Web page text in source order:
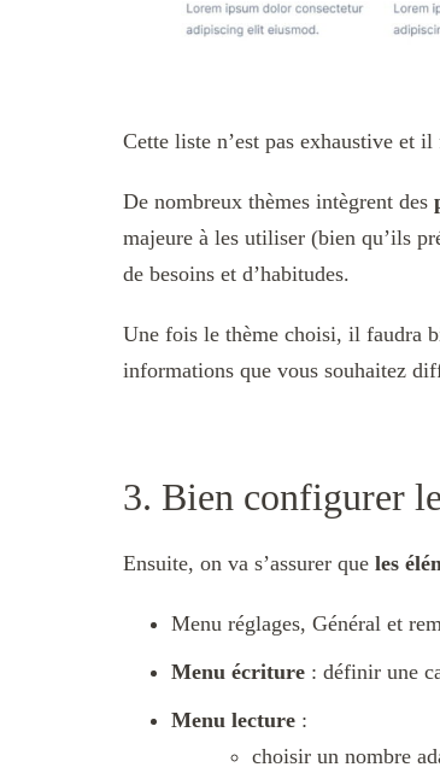
Cette liste n’est pas exhaustive et
De nombreux thèmes intègrent des
majeure à les utiliser (bien qu’ils
de besoins et d’habitudes.
Une fois le thème choisi, il faudra
informations que vous souhaitez
3. Bien configurer
Ensuite, on va s’assurer que les
Menu réglages, Général et
Menu écriture : définir une
Menu lecture :
choisir un nombre